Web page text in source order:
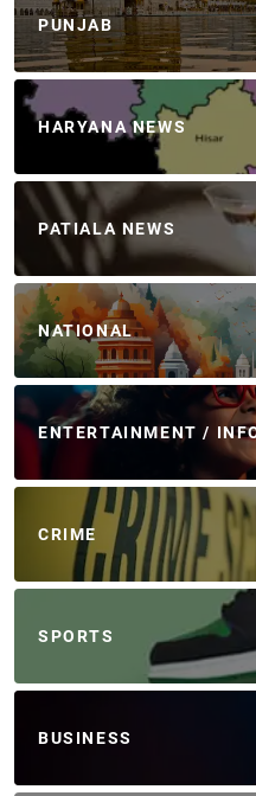
PUNJAB
HARYANA NEWS
PATIALA NEWS
NATIONAL
ENTERTAINMENT /
CRIME
SPORTS
BUSINESS